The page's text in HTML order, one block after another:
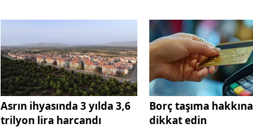
Asrın ihyasında 3 yılda 3,6
trilyon lira harcandı
Borç taşıma hakkına
dikkat edin